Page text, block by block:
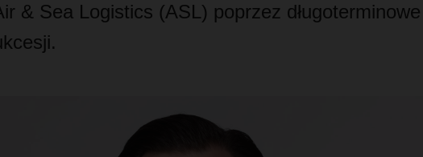
& Sea Logistics (ASL) poprzez długoterminowe